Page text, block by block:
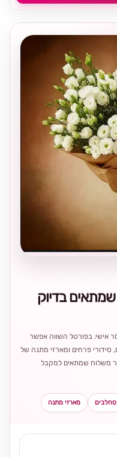
בדיוק
אישי. בפורטל השווה אפשר
סידורי פרחים ומארזי מתנה של
משלוח שמתאים למקבל
סחלבים מארזי מתנה